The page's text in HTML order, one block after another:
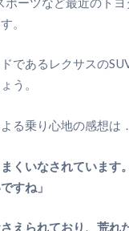
。
であるレクサスの
う。
る乗り心地の感想は
まくいなされています
すね」
さえられており、荒れ